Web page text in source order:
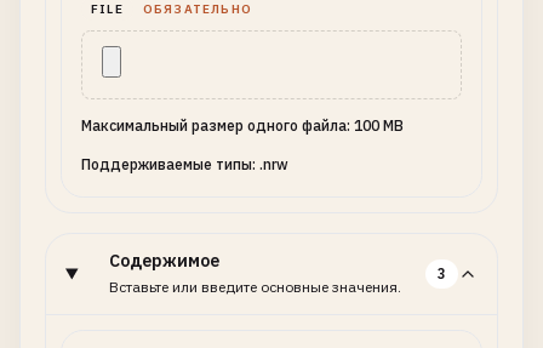
FILE ОБЯЗАТЕЛЬНО
Максимальный размер одного файла: 100 MB
Поддерживаемые типы: .nrw
Содержимое
Вставьте или введите основные значения.
3